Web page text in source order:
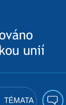
TÉMATA